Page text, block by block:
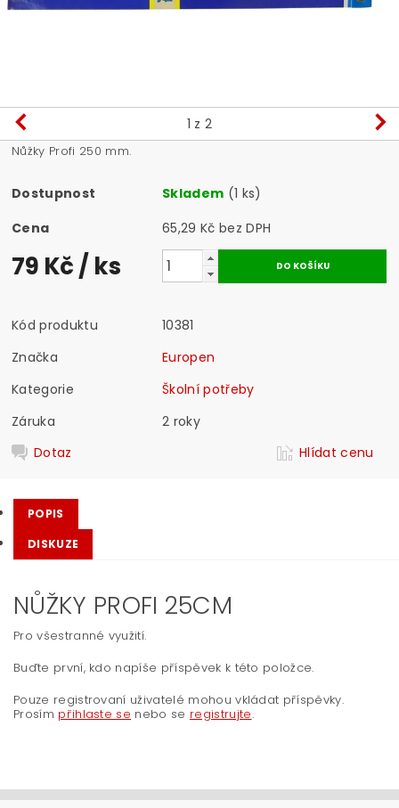
1 z 2
Nůžky Profi 250 mm.
Dostupnost Skladem (1 ks)
Cena
65,29 Kč bez DPH
79 Kč/ ks
Kód produktu
10381
Značka
Europen
Kategorie
Školní potřeby
Záruka
2 roky
Dotaz
Hlídat cenu
POPIS
DISKUZE
NŮŽKY PROFI 25CM
Pro všestranné využití.
Buďte první, kdo napíše příspěvek k této položce.
Pouze registrovaní uživatelé mohou vkládat příspěvky.
Prosím přihlaste se nebo se registrujte.